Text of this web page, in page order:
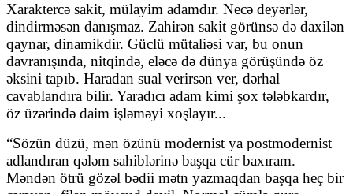
Xaraktercə sakit, mülayim adamdır. Necə deyərlər,
dindirməsən danışmaz. Zahirən sakit görünsə də daxilən
qaynar, dinamikdir. Güclü mütaliəsi var, bu onun
davranışında, nitqində, eləcə də dünya görüşündə öz
əksini tapıb. Haradan sual verirsən ver, dərhal
cavablandıra bilir. Yaradıcı adam kimi şox tələbkardır,
öz üzərində daim işləməyi xoşlayır...
“Sözün düzü, mən özünü modernist ya postmodernist
adlandıran qələm sahiblərinə başqa cür baxıram.
Məndən ötrü gözəl bədii mətn yazmaqdan başqa heç bir